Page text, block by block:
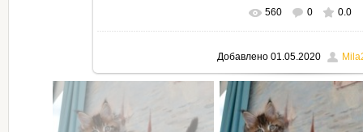
В реальном размере 795x530
560 0 0.0
Добавлено01.05.2020